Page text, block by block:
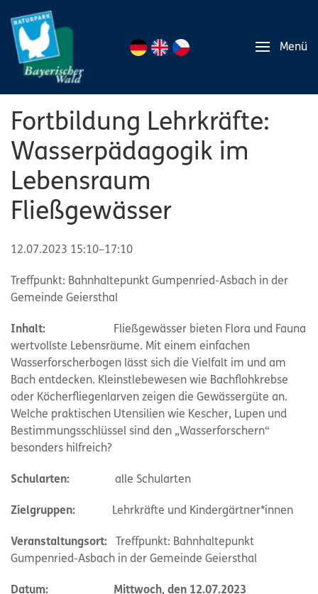
Menü
Fortbildung Lehrkräfte:
Wasserpädagogik im
Lebensraum
Fließgewässer
12.07.2023 15:10–17:10
Treffpunkt: Bahnhaltepunkt Gumpenried-Asbach in der
Gemeinde Geiersthal
Inhalt:
Fließgewässer bieten Flora und Fauna
wertvollste Lebensräume. Mit einem einfachen
Wasserforscherbogen lässt sich die Vielfalt im und am
Bach entdecken. Kleinstlebewesen wie Bachflohkrebse
oder Köcherfliegenlarven zeigen die Gewässergüte an.
Welche praktischen Utensilien wie Kescher, Lupen und
Bestimmungsschlüssel sind den „Wasserforschern“
besonders hilfreich?
Schularten: alle Schularten
Zielgruppen: Lehrkräfte und Kindergärtner*innen
Veranstaltungsort:
Treffpunkt: Bahnhaltepunkt
Gumpenried-Asbach in der Gemeinde Geiersthal
Datum: Mittwoch, den 12.07.2023